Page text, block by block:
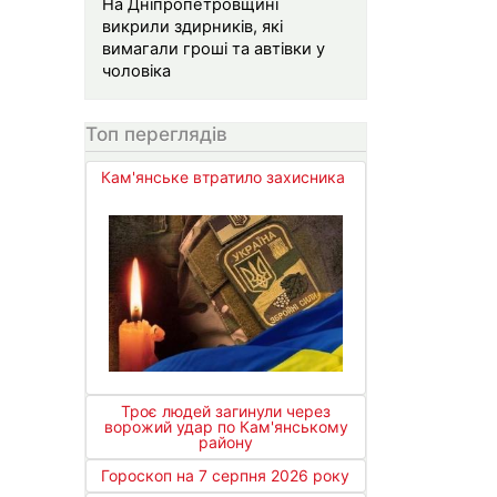
викрили здирників, які
вимагали гроші та автівки у
чоловіка
Топ переглядів
Кам'янське втратило захисника
Троє людей загинули через
ворожий удар по Кам'янському
району
Гороскоп на 7 серпня 2026 року